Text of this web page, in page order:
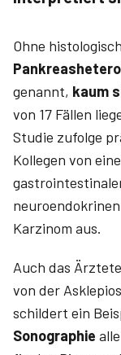
Ohne
genannt, kaum
von 17 Fällen
Studie zufolge
Kollegen von
Karzinom aus.
Auch das
von der
schildert ein
Sonographie